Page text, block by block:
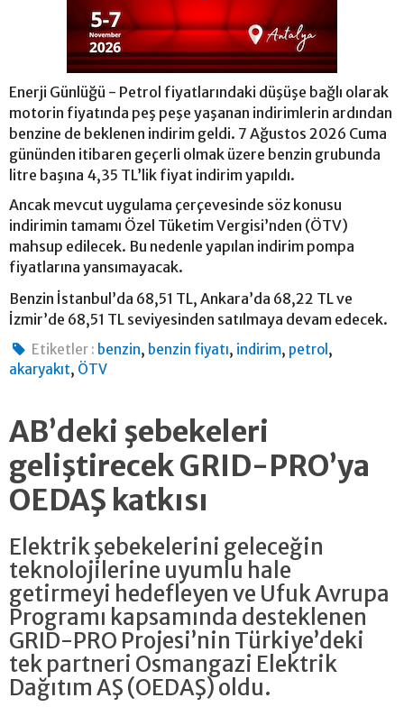
Enerji Günlüğü - Petrol fiyatlarındaki düşüşe bağlı olarak
motorin fiyatında peş peşe yaşanan indirimlerin ardından
benzine de beklenen indirim geldi. 7 Ağustos 2026 Cuma
gününden itibaren geçerli olmak üzere benzin grubunda
litre başına 4,35 TL’lik fiyat indirim yapıldı.
Ancak mevcut uygulama çerçevesinde söz konusu
indirimin tamamı Özel Tüketim Vergisi’nden (ÖTV)
mahsup edilecek. Bu nedenle yapılan indirim pompa
fiyatlarına yansımayacak.
Benzin İstanbul’da 68,51 TL, Ankara’da 68,22 TL ve
İzmir’de 68,51 TL seviyesinden satılmaya devam edecek.
Etiketler : benzin, benzin fiyatı, indirim, petrol ,
akaryakıt, ÖTV
AB’deki şebekeleri
geliştirecek GRID-PRO’ya
OEDAŞ katkısı
Elektrik şebekelerini geleceğin
teknolojilerine uyumlu hale
getirmeyi hedefleyen ve Ufuk Avrupa
Programı kapsamında desteklenen
GRID-PRO Projesi’nin Türkiye’deki
tek partneri Osmangazi Elektrik
Dağıtım AŞ (OEDAŞ) oldu.